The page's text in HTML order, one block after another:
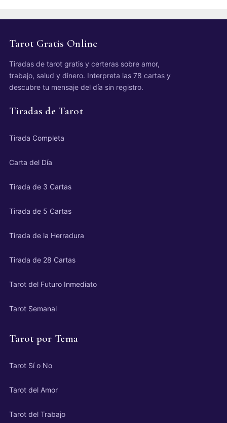
Tarot Gratis Online
Tiradas de tarot gratis y certeras sobre amor,
trabajo, salud y dinero. Interpreta las 78 cartas y
descubre tu mensaje del día sin registro.
Tiradas de Tarot
Tirada Completa
Carta del Día
Tirada de 3 Cartas
Tirada de 5 Cartas
Tirada de la Herradura
Tirada de 28 Cartas
Tarot del Futuro Inmediato
Tarot Semanal
Tarot por Tema
Tarot Sí o No
Tarot del Amor
Tarot del Trabajo